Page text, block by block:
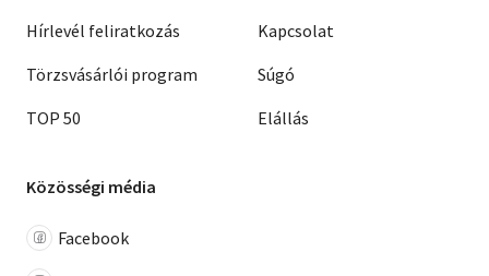
Hírlevél feliratkozás
Törzsvásárlói program
TOP 50
Kapcsolat
Súgó
Elállás
Közösségi média
Facebook